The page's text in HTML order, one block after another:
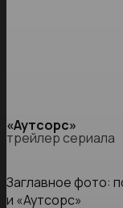
«Аутсорс»
трейлер сериала
Заглавное фото:
и «Аутсорс»